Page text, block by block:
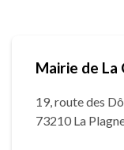
Mairie de La
19, route des
73210 La